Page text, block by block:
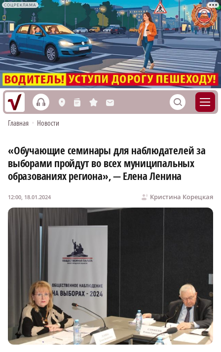
СОЦРЕКЛАМА
h L n s M S
Главная • Новости
«Обучающие семинары для наблюдателей за
выборами пройдут во всех муниципальных
образованиях региона», — Елена Ленина
Кристина Корецкая
12:00, 18.01.2024